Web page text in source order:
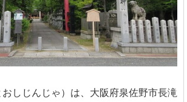
おしじんじゃ）は、大阪府泉佐野市長滝